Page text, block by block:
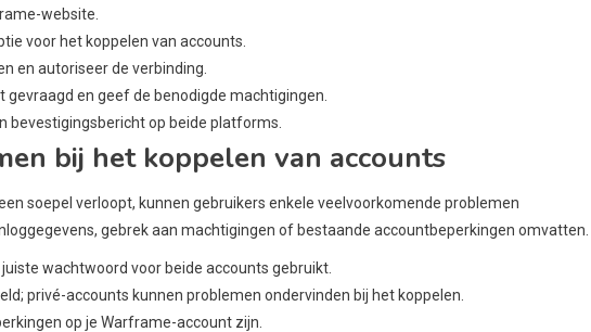
website.
voor het koppelen van accounts.
en autoriseer de verbinding.
en geef de benodigde machtigingen.
bevestigingsbericht op beide platforms.
bij het koppelen van accounts
soepel verloopt, kunnen gebruikers enkele veelvoorkomende problemen
gebrek aan machtigingen of bestaande accountbeperkingen omvatten.
wachtwoord voor beide accounts gebruikt.
privé-accounts kunnen problemen ondervinden bij het koppelen.
op je Warframe-account zijn.